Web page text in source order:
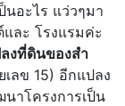
นอะไร แว่วๆมา
ละ โรงแรมค่ะ
งที่ดินของสํา
เลข 15) อีกแปลง
าโครงการเป็น